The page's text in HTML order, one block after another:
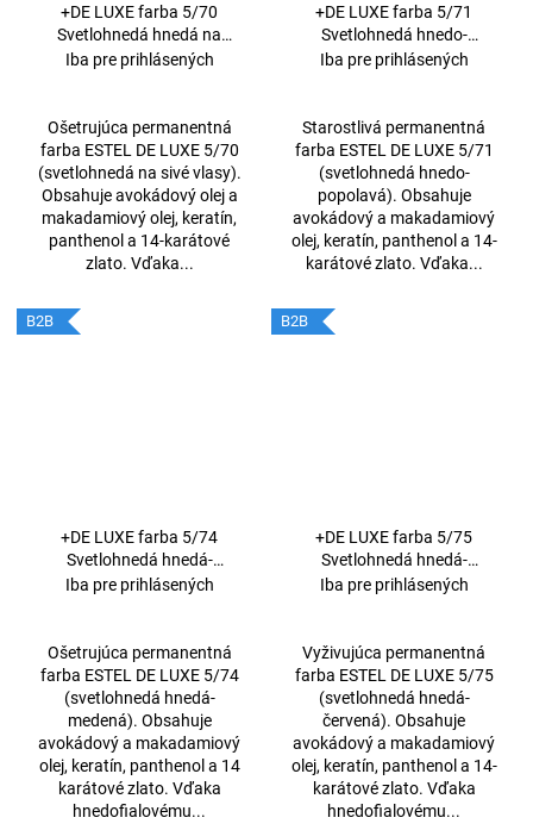
+DE LUXE farba 5/70
Svetlohnedá hnedá na
šedivé vlasy 60ml
Iba pre prihlásených
Ošetrujúca permanentná
farba ESTEL DE LUXE 5/70
(svetlohnedá na sivé vlasy).
Obsahuje avokádový olej a
makadamiový olej, keratín,
panthenol a 14-karátové
zlato. Vďaka...
+DE LUXE farba 5/71
Svetlohnedá hnedo-
popolavá 60 ml
Iba pre prihlásených
Starostlivá permanentná
farba ESTEL DE LUXE 5/71
(svetlohnedá hnedo-
popolavá). Obsahuje
avokádový a makadamiový
olej, keratín, panthenol a 14-
karátové zlato. Vďaka...
B2B
+DE LUXE farba 5/74
Svetlohnedá hnedá-
medená 60ml
Iba pre prihlásených
Ošetrujúca permanentná
farba ESTEL DE LUXE 5/74
(svetlohnedá hnedá-
medená). Obsahuje
avokádový a makadamiový
olej, keratín, panthenol a 14
karátové zlato. Vďaka
hnedofialovému...
B2B
+DE LUXE farba 5/75
Svetlohnedá hnedá-
červená 60ml
Iba pre prihlásených
Vyživujúca permanentná
farba ESTEL DE LUXE 5/75
(svetlohnedá hnedá-
červená). Obsahuje
avokádový a makadamiový
olej, keratín, panthenol a 14-
karátové zlato. Vďaka
hnedofialovému...